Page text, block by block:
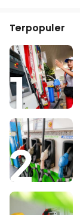
Terpopuler